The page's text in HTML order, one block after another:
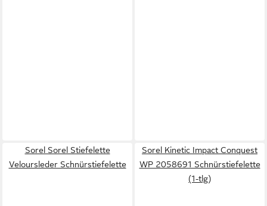
Sorel Sorel Stiefelette
Veloursleder Schnürstiefelette
Sorel Kinetic Impact Conquest
WP 2058691 Schnürstiefelette
(1-tlg)